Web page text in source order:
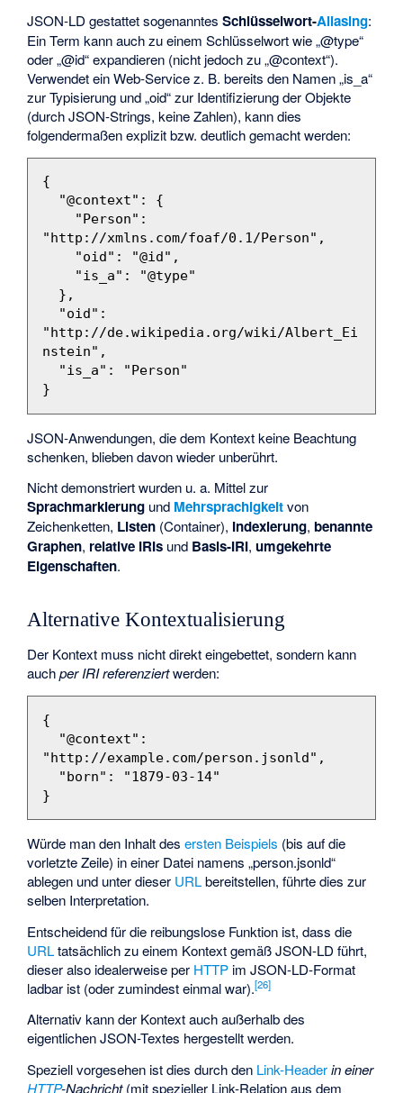
JSON-LD gestattet sogenanntesSchlüsselwort-Aliasing:
Ein Term kann auch zu einem Schlüsselwort wie „@type“
oder „@id“ expandieren (nicht jedoch zu „@context“).
Verwendet ein Web-Service z. B. bereits den Namen „is_a“
zur Typisierung und „oid“ zur Identifizierung der Objekte
(durch JSON-Strings, keine Zahlen), kann dies
folgendermaßen explizit bzw. deutlich gemacht werden:
{
"@context" :
{
"Person" :
"http://xmlns.com/foaf/0.1/Person" ,
"oid" : "@id" ,
"is_a" :
"@type"
},
"oid" :
"http://de.wikipedia.org/wiki/Albert_Ei
nstein" ,
"is_a" :
"Person"
}
JSON-Anwendungen, die dem Kontext keine Beachtung
schenken, blieben davon wieder unberührt.
Nicht demonstriert wurden u. a. Mittel zur
Sprachmarkierung und Mehrsprachigkeitvon
Zeichenketten, Listen (Container), Indexierung,benannte
Graphen, relative IRIs und Basis-IRI,umgekehrte
Eigenschaften.
Alternative Kontextualisierung
Der Kontext muss nicht direkt eingebettet, sondern kann
auchperIRIreferenziertwerden:
{
"@context" :
"http://example.com/person.jsonld" ,
"born" :
"1879-03-14"
}
Würde man den Inhalt desersten Beispiels (bis auf die
vorletzte Zeile) in einer Datei namens „person.jsonld“
ablegen und unter dieser URLbereitstellen, führte dies zur
selben Interpretation.
Entscheidend für die reibungslose Funktion ist, dass die
URLtatsächlich zu einem Kontext gemäß JSON-LD führt,
dieser also idealerweise per HTTP im JSON-LD-Format
ladbar ist (oder zumindest einmal war).[26]
Alternativ kann der Kontext auch außerhalb des
eigentlichen JSON-Textes hergestellt werden.
Speziell vorgesehen ist dies durch den Link-Header in einer
HTTP-Nachricht(mit spezieller Link-Relation aus dem